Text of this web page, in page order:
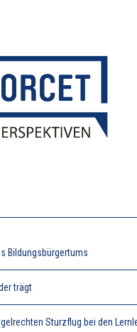
Bildungsbürgertums
trägt
Sturzflug bei den